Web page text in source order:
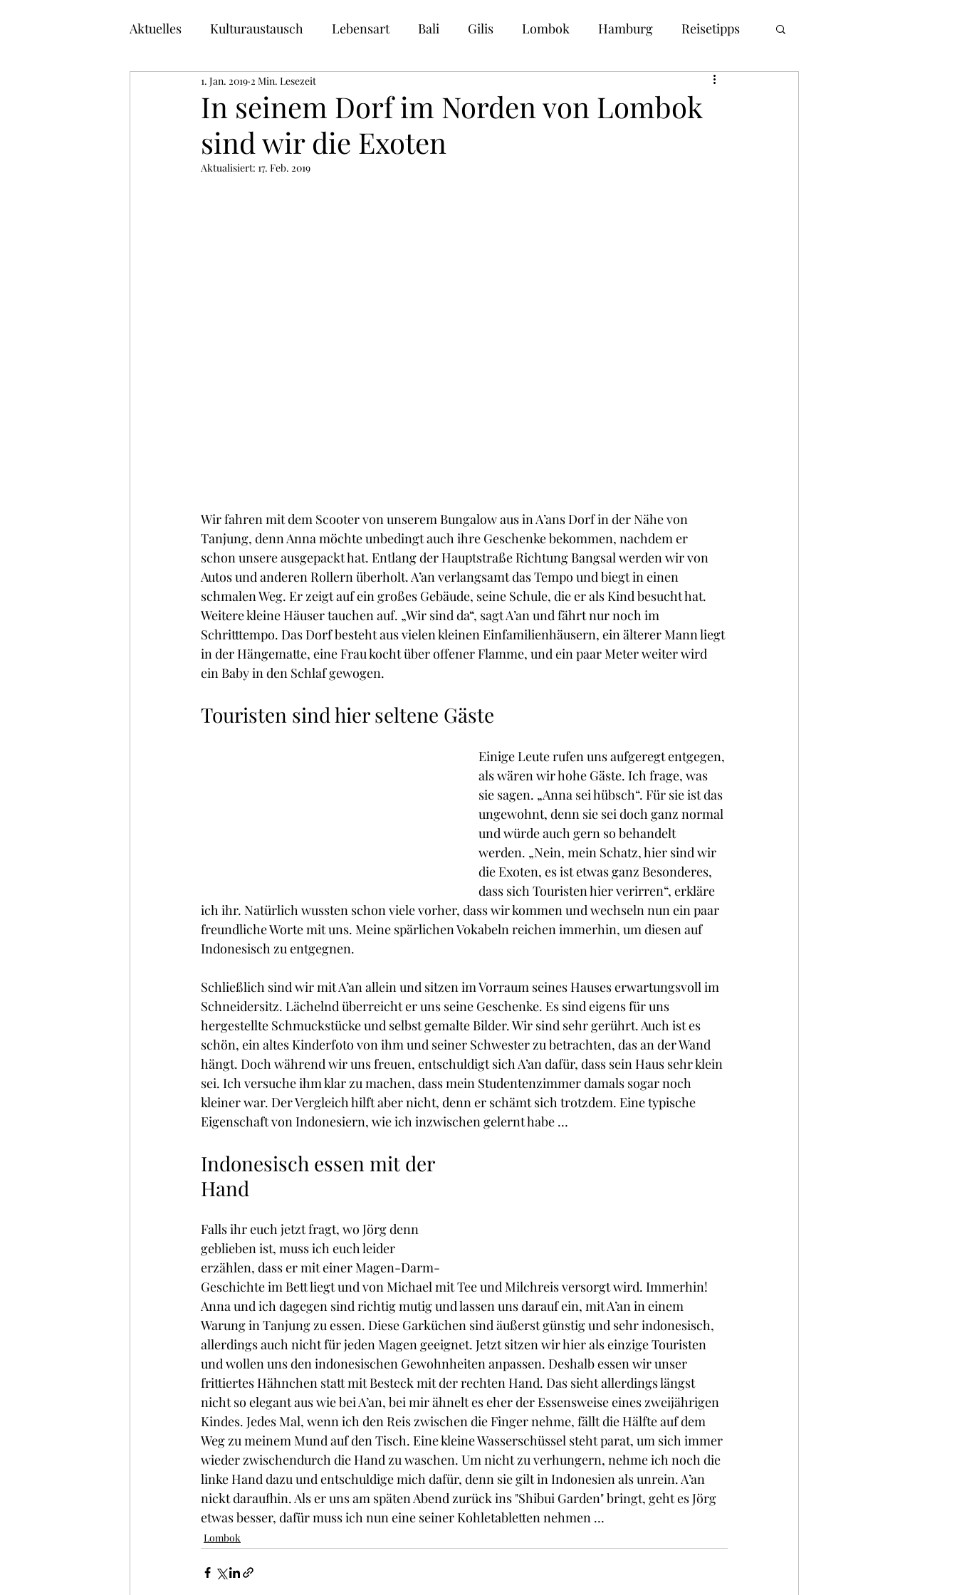
Aktuelles Kulturaustausch Lebensart Bali Gilis Lombok Hamburg Reisetipps
Buchtipps Deutsch lernen
In seinem Dorf im Norden von Lombok
sind wir die Exoten
1. Jan. 2019 2 Min. Lesezeit
Aktualisiert: 17. Feb. 2019
Wir fahren mit dem Scooter von unserem Bungalow aus in A’ans Dorf in der Nähe von
Tanjung, denn Anna möchte unbedingt auch ihre Geschenke bekommen, nachdem er
schon unsere ausgepackt hat. Entlang der Hauptstraße Richtung Bangsal werden wir von
Autos und anderen Rollern überholt. A’an verlangsamt das Tempo und biegt in einen
schmalen Weg. Er zeigt auf ein großes Gebäude, seine Schule, die er als Kind besucht hat.
Weitere kleine Häuser tauchen auf. „Wir sind da“, sagt A’an und fährt nur noch im
Schritttempo. Das Dorf besteht aus vielen kleinen Einfamilienhäusern, ein älterer Mann liegt
in der Hängematte, eine Frau kocht über offener Flamme, und ein paar Meter weiter wird
ein Baby in den Schlaf gewogen.
Touristen sind hier seltene Gäste
Einige Leute rufen uns aufgeregt entgegen,
als wären wir hohe Gäste. Ich frage, was
sie sagen. „Anna sei hübsch“. Für sie ist das
ungewohnt, denn sie sei doch ganz normal
und würde auch gern so behandelt
werden. „Nein, mein Schatz, hier sind wir
die Exoten, es ist etwas ganz Besonderes,
dass sich Touristen hier verirren“, erkläre
ich ihr. Natürlich wussten schon viele vorher, dass wir kommen und wechseln nun ein paar
freundliche Worte mit uns. Meine spärlichen Vokabeln reichen immerhin, um diesen auf
Indonesisch zu entgegnen.
Schließlich sind wir mit A’an allein und sitzen im Vorraum seines Hauses erwartungsvoll im
Schneidersitz. Lächelnd überreicht er uns seine Geschenke. Es sind eigens für uns
hergestellte Schmuckstücke und selbst gemalte Bilder. Wir sind sehr gerührt. Auch ist es
schön, ein altes Kinderfoto von ihm und seiner Schwester zu betrachten, das an der Wand
hängt. Doch während wir uns freuen, entschuldigt sich A’an dafür, dass sein Haus sehr klein
sei. Ich versuche ihm klar zu machen, dass mein Studentenzimmer damals sogar noch
kleiner war. Der Vergleich hilft aber nicht, denn er schämt sich trotzdem. Eine typische
Eigenschaft von Indonesiern, wie ich inzwischen gelernt habe …
Indonesisch essen mit der
Hand
Falls ihr euch jetzt fragt, wo Jörg denn
geblieben ist, muss ich euch leider
erzählen, dass er mit einer Magen-Darm-
Geschichte im Bett liegt und von Michael mit Tee und Milchreis versorgt wird. Immerhin!
Anna und ich dagegen sind richtig mutig und lassen uns darauf ein, mit A’an in einem
Warung in Tanjung zu essen. Diese Garküchen sind äußerst günstig und sehr indonesisch,
allerdings auch nicht für jeden Magen geeignet. Jetzt sitzen wir hier als einzige Touristen
und wollen uns den indonesischen Gewohnheiten anpassen. Deshalb essen wir unser
frittiertes Hähnchen statt mit Besteck mit der rechten Hand. Das sieht allerdings längst
nicht so elegant aus wie bei A’an, bei mir ähnelt es eher der Essensweise eines zweijährigen
Kindes. Jedes Mal, wenn ich den Reis zwischen die Finger nehme, fällt die Hälfte auf dem
Weg zu meinem Mund auf den Tisch. Eine kleine Wasserschüssel steht parat, um sich immer
wieder zwischendurch die Hand zu waschen. Um nicht zu verhungern, nehme ich noch die
linke Hand dazu und entschuldige mich dafür, denn sie gilt in Indonesien als unrein. A’an
nickt daraufhin. Als er uns am späten Abend zurück ins "Shibui Garden" bringt, geht es Jörg
etwas besser, dafür muss ich nun eine seiner Kohletabletten nehmen …
Lombok